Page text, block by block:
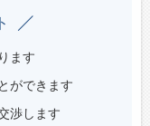
ます
ができます
渉します